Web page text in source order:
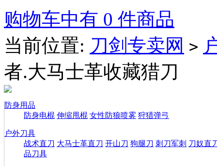
购物车中有 0 件商品
当前位置: 刀剑专卖网 >
者.大马士革收藏猎刀
防身用品
防身电棍 伸缩甩棍 女性防狼喷雾 狩猎弹弓
户外刀具
战术直刀 大马士革直刀 开山刀 狗腿刀 刺刀军刺 刀奴直
品刀具